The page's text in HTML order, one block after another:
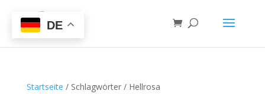
Startseite / Schlagwörter / Hellrosa
DE